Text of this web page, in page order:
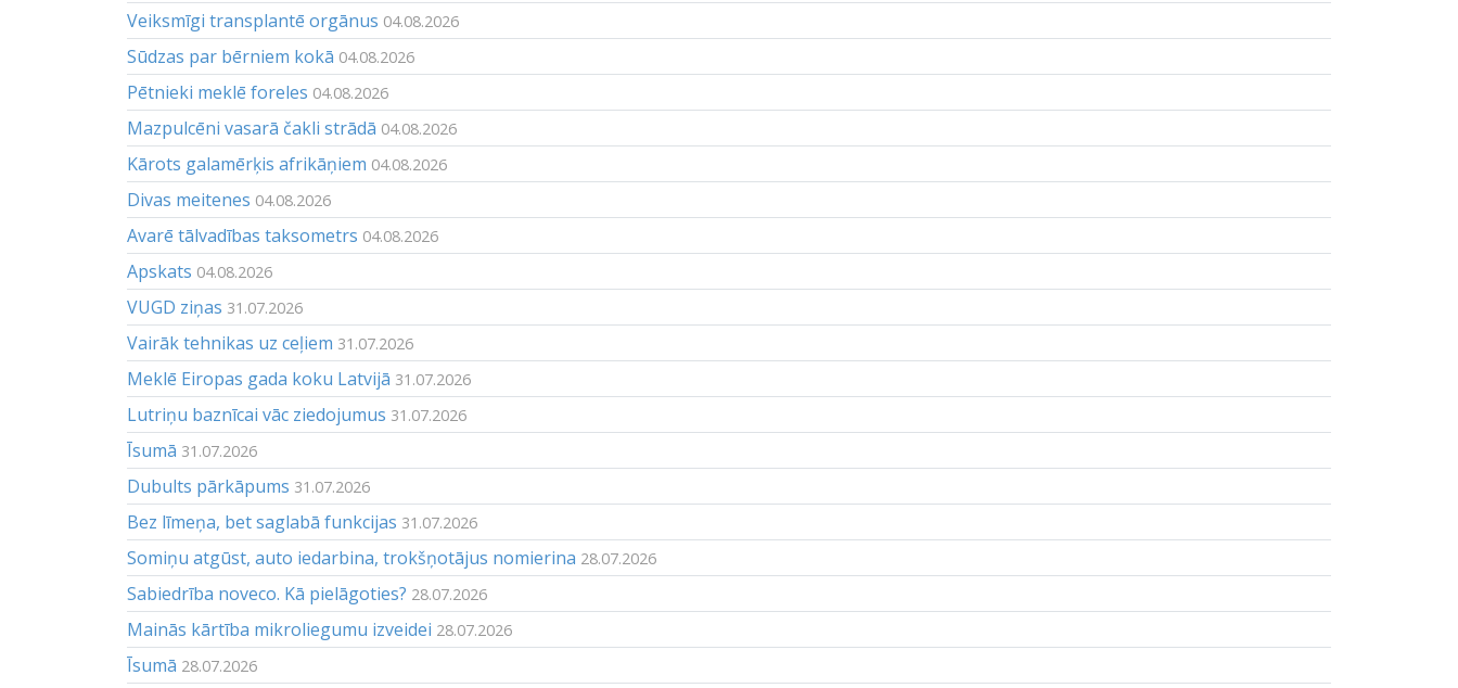
Veiksmīgi transplantē orgānus 04.08.2026
Sūdzas par bērniem kokā 04.08.2026
Pētnieki meklē foreles 04.08.2026
Mazpulcēni vasarā čakli strādā 04.08.2026
Kārots galamērķis afrikāņiem 04.08.2026
Divas meitenes 04.08.2026
Avarē tālvadības taksometrs 04.08.2026
Apskats 04.08.2026
VUGD ziņas 31.07.2026
Vairāk tehnikas uz ceļiem 31.07.2026
Meklē Eiropas gada koku Latvijā 31.07.2026
Lutriņu baznīcai vāc ziedojumus 31.07.2026
Īsumā 31.07.2026
Dubults pārkāpums 31.07.2026
Bez līmeņa, bet saglabā funkcijas 31.07.2026
Somiņu atgūst, auto iedarbina, trokšņotājus nomierina 28.07.2026
Sabiedrība noveco. Kā pielāgoties? 28.07.2026
Mainās kārtība mikroliegumu izveidei 28.07.2026
Īsumā 28.07.2026